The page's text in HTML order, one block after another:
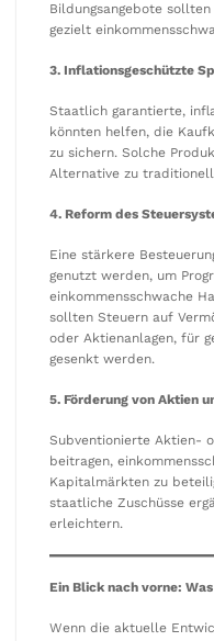
Bildungsangebote
gezielt
3. Inflationsgeschützte
Staatlich garantierte,
könnten helfen, die
zu sichern. Solche
Alternative zu
4. Reform des
Eine stärkere
genutzt werden, um
einkommensschwache
sollten Steuern auf
oder Aktienanlagen, für
gesenkt werden.
5. Förderung von Aktien
Subventionierte Aktien-
beitragen,
Kapitalmärkten zu
staatliche Zuschüsse
erleichtern.
Ein Blick nach vorne:
Wenn die aktuelle